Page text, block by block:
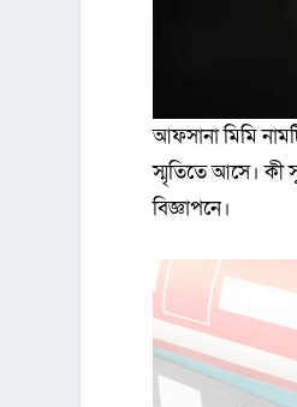
আফসানা মিমি
স্মৃতিতে আসে। কী
বিজ্ঞাপনে।